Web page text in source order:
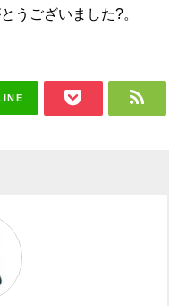
うございました?。